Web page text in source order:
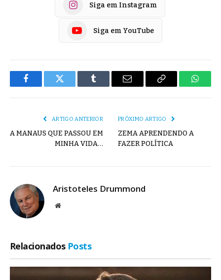
Siga em Instagram
Siga em YouTube
FacebookTwitter Tumblr
E-
Copiar
ARTIGO ANTERIOR
A MANAUS QUE PASSOU EM
MINHA VIDA…
PRÓXIMO ARTIGO
ZEMA APRENDENDO A
FAZER POLÍTICA
Aristoteles Drummond
Site
Relacionados Posts